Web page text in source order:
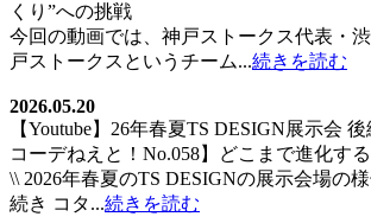
くり”への挑戦
今回の動画では、神戸ストークス代表・
戸ストークスというチーム...続きを読む
2026.05.20
【Youtube】26年春夏TS DESIGN展示会
コーデねえと！No.058】どこまで進化す
\\ 2026年春夏のTS DESIGNの展示会場の
続き コタ...続きを読む